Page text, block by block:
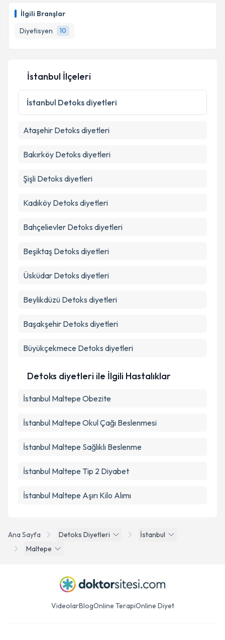
İlgili Branşlar
Diyetisyen
10
takvim hazırlandığında e-posta ile bilgilendireceğiz.
E-posta Adresiniz
Kişisel verilerimin işlenmesine ilişkinAydınlatma
Metni
'ni okudum ve kişisel verilerimin belirtilen
kapsamda işlenmesini kabul ediyorum.
Ana Sayfa Detoks Diyetleri
İstanbul
Maltepe
İstanbul İlçeleri
İstanbul Detoks diyetleri
Ataşehir Detoks diyetleri
Bakırköy Detoks diyetleri
Şişli Detoks diyetleri
Kadıköy Detoks diyetleri
Bahçelievler Detoks diyetleri
Beşiktaş Detoks diyetleri
Üsküdar Detoks diyetleri
Beylikdüzü Detoks diyetleri
Başakşehir Detoks diyetleri
Büyükçekmece Detoks diyetleri
Detoks diyetleri ile İlgili Hastalıklar
İstanbul Maltepe Obezite
İstanbul Maltepe Okul Çağı Beslenmesi
İstanbul Maltepe Sağlıklı Beslenme
İstanbul Maltepe Tip 2 Diyabet
İstanbul Maltepe Aşırı Kilo Alımı
VideolarBlogOnline TerapiOnline Diyet